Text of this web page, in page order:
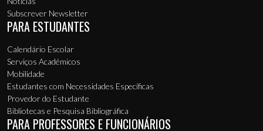
Subscrever Newsletter
PARA ESTUDANTES
Calendário Escolar
Serviços Académicos
Mobilidade
Estudantes com Necessidades Específicas
Provedor do Estudante
Bibliotecas e Pesquisa Bibliográfica
PARA PROFESSORES E FUNCIONÁRIOS